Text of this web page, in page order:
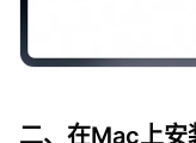
二、在Mac上安